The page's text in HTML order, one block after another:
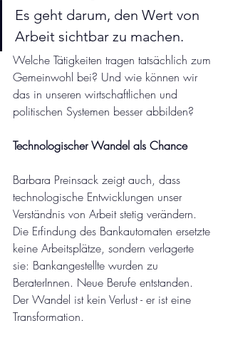
Es geht darum, den Wert von
Arbeit sichtbar zu machen.
Welche Tätigkeiten tragen tatsächlich zum
Gemeinwohl bei? Und wie können wir
das in unseren wirtschaftlichen und
politischen Systemen besser abbilden?
Technologischer Wandel als Chance
Barbara Preinsack zeigt auch, dass
technologische Entwicklungen unser
Verständnis von Arbeit stetig verändern.
Die Erfindung des Bankautomaten ersetzte
keine Arbeitsplätze, sondern verlagerte
sie: Bankangestellte wurden zu
BeraterInnen. Neue Berufe entstanden.
Der Wandel ist kein Verlust - er ist eine
Transformation.